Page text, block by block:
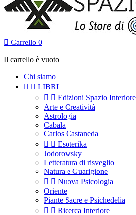
 Carrello 0
Il carrello è vuoto
Chi siamo
  LIBRI
  Edizioni Spazio Interiore
Arte e Creatività
Astrologia
Cabala
Carlos Castaneda
  Esoterika
Jodorowsky
Letteratura di risveglio
Natura e Guarigione
  Nuova Psicologia
Oriente
Piante Sacre e Psichedelia
  Ricerca Interiore